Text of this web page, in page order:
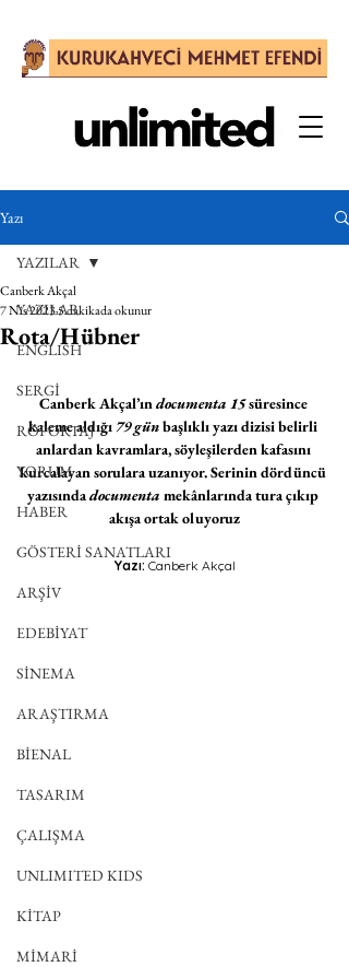
Yazı
YAZILAR
ENGLISH
SERGİ
RÖPORTAJ
YORUM
HABER
GÖSTERİ SANATLARI
ARŞİV
EDEBİYAT
SİNEMA
ARAŞTIRMA
BİENAL
TASARIM
ÇALIŞMA
UNLIMITED KIDS
KİTAP
MİMARİ
YAZILAR
Rota/Hübner
Canberk Akçal
7 Nis 20235 dakikada okunur
Canberk Akçal’ın documenta 15 süresince
kaleme aldığı 79 gün başlıklı yazı dizisi belirli
anlardan kavramlara, söyleşilerden kafasını
kurcalayan sorulara uzanıyor. Serinin dördüncü
yazısında documenta mekânlarında tura çıkıp
akışa ortak oluyoruz
Yazı: Canberk Akçal